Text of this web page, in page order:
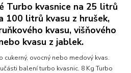
Turbo kvasnice na 25 litrů
100 litrů kvasu z hrušek,
kvasu, višňového
kvasu z jablek.
cukerný, ovocný nebo medový kvas.
balení turbo kvasnic. 8 Kg Turbo